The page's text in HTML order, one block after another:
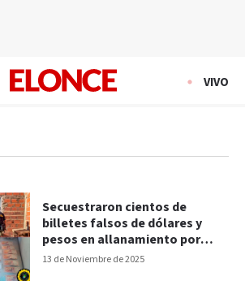
VIVO
13 de Noviembre de 2025
Secuestraron cientos de
billetes falsos de dólares y
pesos en allanamiento por
narcomenudeo